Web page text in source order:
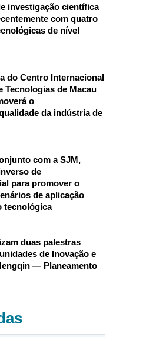
investigação científica
com quatro
de nível
do Centro Internacional
Tecnologias de Macau
o
da indústria de
com a SJM,
de
para promover o
de aplicação
tecnológica
duas palestras
de Inovação e
— Planeamento